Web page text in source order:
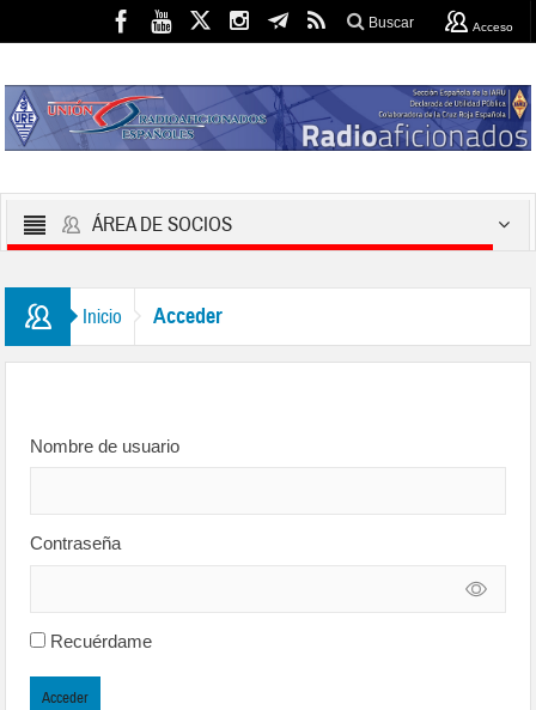
Buscar Acceso
ÁREA DE SOCIOS
Inicio Acceder
Nombre de usuario
Contraseña
Recuérdame
Acceder